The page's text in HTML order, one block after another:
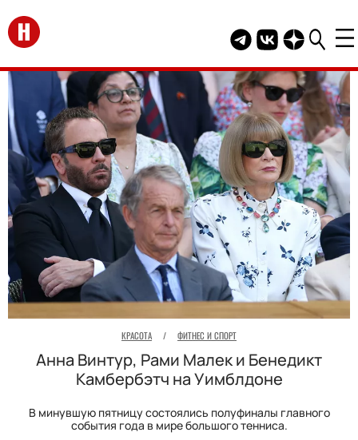
Перейти на главную
Telegram канал
Группа HELLO
Канал
КРАСОТА / ФИТНЕС И СПОРТ
Анна Винтур, Рами Малек и Бенедикт
Камбербэтч на Уимблдоне
В минувшую пятницу состоялись полуфиналы главного
события года в мире большого тенниса.